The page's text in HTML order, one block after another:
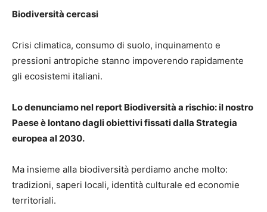
Biodiversità cercasi
Crisi climatica, consumo di suolo, inquinamento e
pressioni antropiche stanno impoverendo rapidamente
gli ecosistemi italiani.
Lo denunciamo nel report Biodiversità a rischio: il nostro
Paese è lontano dagli obiettivi fissati dalla Strategia
europea al 2030.
Ma insieme alla biodiversità perdiamo anche molto:
tradizioni, saperi locali, identità culturale ed economie
territoriali.